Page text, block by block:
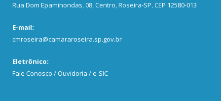
Rua Dom Epaminondas, 08, Centro, Roseira-SP, CEP 12580-013
E-mail:
cmroseira@camararoseira.sp.gov.br
Eletrônico:
Fale Conosco / Ouvidoria / e-SIC